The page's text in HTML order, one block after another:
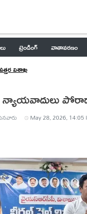
ట్రెండింగ్ వాతావరణం
విశాఖ
న్యాయవాదులు
May 28, 2026, 14:05